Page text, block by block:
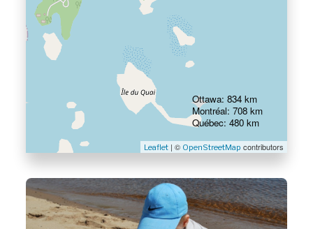
Leaflet| © OpenStreetMap contributors
Ottawa: 834 km
Montréal: 708 km
Québec: 480 km